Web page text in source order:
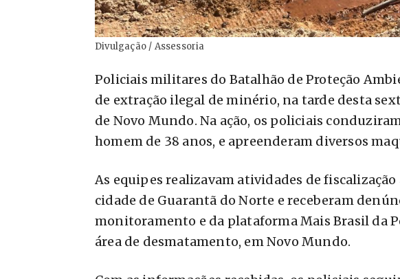
Divulgação / Assessoria
Policiais militares do Batalhão de Proteção
de extração ilegal de minério, na tarde desta
de Novo Mundo. Na ação, os policiais
homem de 38 anos, e apreenderam diversos
As equipes realizavam atividades de
cidade de Guarantã do Norte e receberam
monitoramento e da plataforma Mais Brasil da
área de desmatamento, em Novo Mundo.